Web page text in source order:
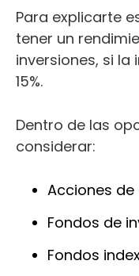
Para explicarte
tener un
inversiones, si la
15%.
Dentro de las
considerar:
Acciones
Fondos de
Fondos